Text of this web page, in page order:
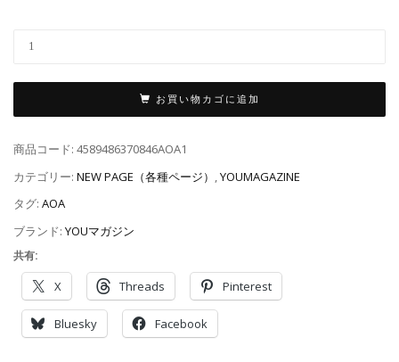
お買い物カゴに追加
商品コード: 4589486370846AOA1
カテゴリー: NEW PAGE（各種ページ）
YOUMAGAZINE
タグ: AOA
ブランド: YOUマガジン
共有:
X Threads Pinterest
Bluesky Facebook